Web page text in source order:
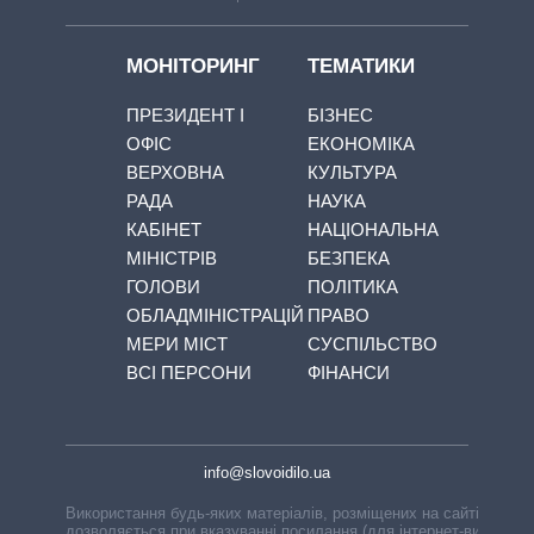
МОНІТОРИНГ
ПРЕЗИДЕНТ І
ОФІС
ВЕРХОВНА
РАДА
КАБІНЕТ
МІНІСТРІВ
ГОЛОВИ
ОБЛАДМІНІСТРАЦІЙ
МЕРИ МІСТ
ВСІ ПЕРСОНИ
ТЕМАТИКИ
БІЗНЕС
ЕКОНОМІКА
КУЛЬТУРА
НАУКА
НАЦІОНАЛЬНА
БЕЗПЕКА
ПОЛІТИКА
ПРАВО
СУСПІЛЬСТВО
ФІНАНСИ
info@slovoidilo.ua
Використання будь-яких матеріалів, розміщених на сайті,